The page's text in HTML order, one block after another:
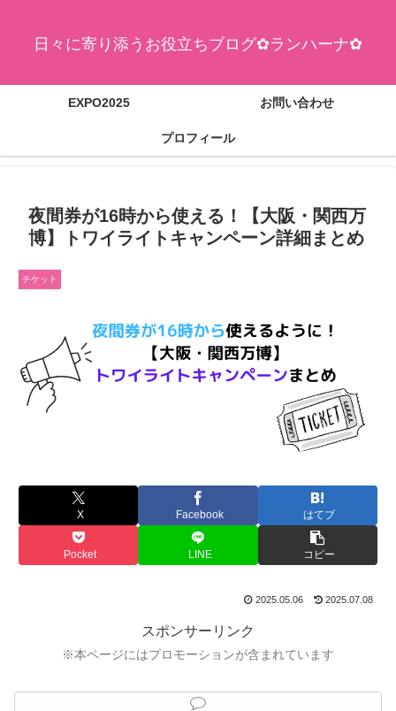
日々に寄り添うお役立ちブログ✿ランハーナ✿
EXPO2025 お問い合わせ
プロフィール
夜間券が16時から使える！【大阪・関西万
博】トワイライトキャンペーン詳細まとめ
チケット
X Facebook はてブ
Pocket LINE コピー
2025.05.06 2025.07.08
スポンサーリンク
※本ページにはプロモーションが含まれています